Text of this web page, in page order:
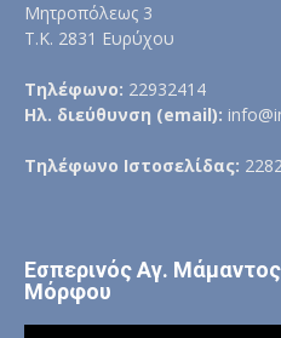
Μητροπόλεως 3
Τ.Κ. 2831 Ευρύχου
Τηλέφωνο: 22932414
Ηλ. διεύθυνση (email):
Τηλέφωνο Ιστοσελίδας:
Εσπερινός Αγ.
Μόρφου